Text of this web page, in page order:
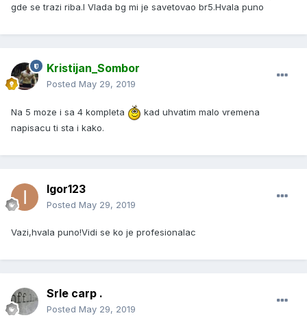
gde se trazi riba.I Vlada bg mi je savetovao br5.Hvala puno
Kristijan_Sombor
Posted May 29, 2019
Na 5 moze i sa 4 kompleta
kad uhvatim malo vremena
napisacu ti sta i kako.
Igor123
Posted May 29, 2019
Vazi,hvala puno!Vidi se ko je profesionalac
Srle carp .
Posted May 29, 2019